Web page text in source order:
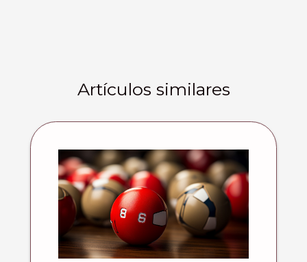
Artículos similares